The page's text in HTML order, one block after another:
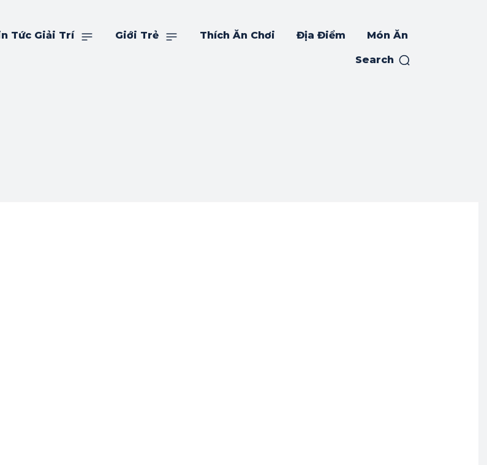
Tức Giải Trí Giới Trẻ Thích Ăn Chơi Địa Điểm Món Ăn
Search